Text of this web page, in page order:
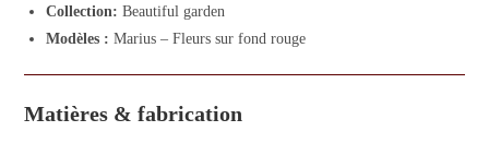
Collection: Beautiful garden
Modèles : Marius – Fleurs sur fond rouge
Matières & fabrication